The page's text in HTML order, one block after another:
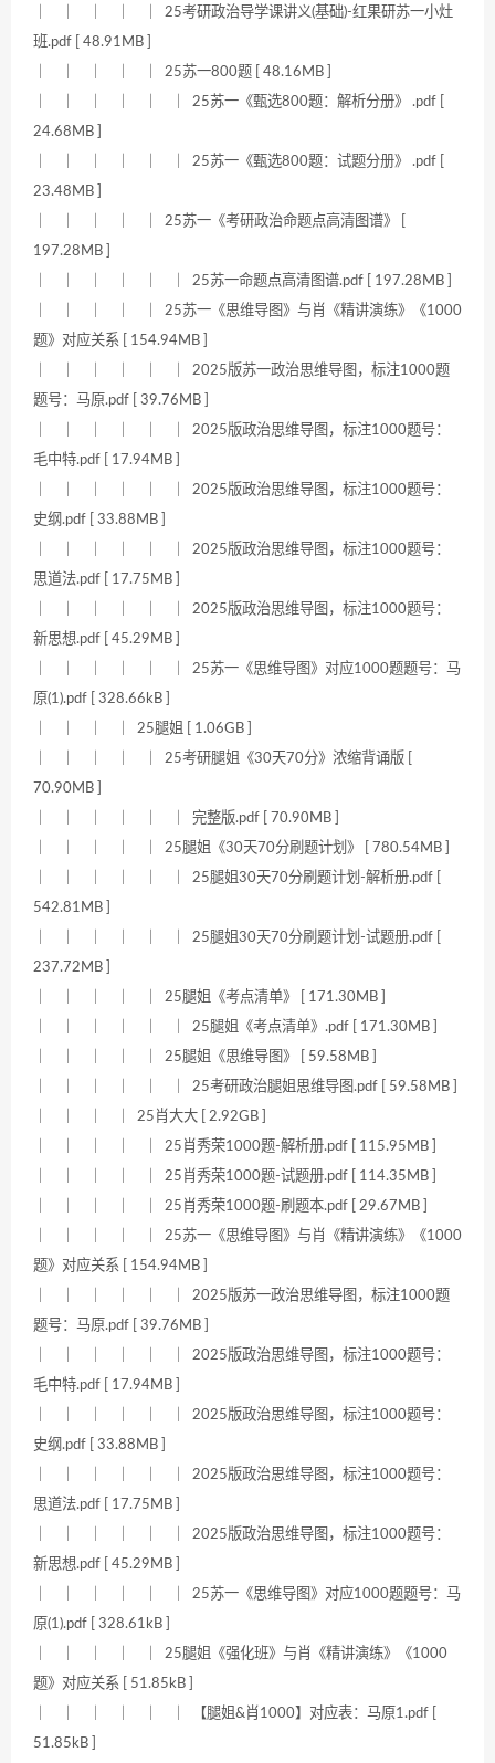
｜ ｜ ｜ ｜ ｜ 25考研政治导学课讲义(基础)-红果研苏一小灶
班.pdf [ 48.91MB ]
｜ ｜ ｜ ｜ ｜ 25苏一800题 [ 48.16MB ]
｜ ｜ ｜ ｜ ｜ ｜ 25苏一《甄选800题：解析分册》 .pdf [
24.68MB ]
｜ ｜ ｜ ｜ ｜ ｜ 25苏一《甄选800题：试题分册》 .pdf [
23.48MB ]
｜ ｜ ｜ ｜ ｜ 25苏一《考研政治命题点高清图谱》 [
197.28MB ]
｜ ｜ ｜ ｜ ｜ ｜ 25苏一命题点高清图谱.pdf [ 197.28MB ]
｜ ｜ ｜ ｜ ｜ 25苏一《思维导图》与肖《精讲演练》《1000
题》对应关系 [ 154.94MB ]
｜ ｜ ｜ ｜ ｜ ｜ 2025版苏一政治思维导图，标注1000题
题号：马原.pdf [ 39.76MB ]
｜ ｜ ｜ ｜ ｜ ｜ 2025版政治思维导图，标注1000题号：
毛中特.pdf [ 17.94MB ]
｜ ｜ ｜ ｜ ｜ ｜ 2025版政治思维导图，标注1000题号：
史纲.pdf [ 33.88MB ]
｜ ｜ ｜ ｜ ｜ ｜ 2025版政治思维导图，标注1000题号：
思道法.pdf [ 17.75MB ]
｜ ｜ ｜ ｜ ｜ ｜ 2025版政治思维导图，标注1000题号：
新思想.pdf [ 45.29MB ]
｜ ｜ ｜ ｜ ｜ ｜ 25苏一《思维导图》对应1000题题号：马
原(1).pdf [ 328.66kB ]
｜ ｜ ｜ ｜ 25腿姐 [ 1.06GB ]
｜ ｜ ｜ ｜ ｜ 25考研腿姐《30天70分》浓缩背诵版 [
70.90MB ]
｜ ｜ ｜ ｜ ｜ ｜ 完整版.pdf [ 70.90MB ]
｜ ｜ ｜ ｜ ｜ 25腿姐《30天70分刷题计划》 [ 780.54MB ]
｜ ｜ ｜ ｜ ｜ ｜ 25腿姐30天70分刷题计划-解析册.pdf [
542.81MB ]
｜ ｜ ｜ ｜ ｜ ｜ 25腿姐30天70分刷题计划-试题册.pdf [
237.72MB ]
｜ ｜ ｜ ｜ ｜ 25腿姐《考点清单》 [ 171.30MB ]
｜ ｜ ｜ ｜ ｜ ｜ 25腿姐《考点清单》.pdf [ 171.30MB ]
｜ ｜ ｜ ｜ ｜ 25腿姐《思维导图》 [ 59.58MB ]
｜ ｜ ｜ ｜ ｜ ｜ 25考研政治腿姐思维导图.pdf [ 59.58MB ]
｜ ｜ ｜ ｜ 25肖大大 [ 2.92GB ]
｜ ｜ ｜ ｜ ｜ 25肖秀荣1000题-解析册.pdf [ 115.95MB ]
｜ ｜ ｜ ｜ ｜ 25肖秀荣1000题-试题册.pdf [ 114.35MB ]
｜ ｜ ｜ ｜ ｜ 25肖秀荣1000题-刷题本.pdf [ 29.67MB ]
｜ ｜ ｜ ｜ ｜ 25苏一《思维导图》与肖《精讲演练》《1000
题》对应关系 [ 154.94MB ]
｜ ｜ ｜ ｜ ｜ ｜ 2025版苏一政治思维导图，标注1000题
题号：马原.pdf [ 39.76MB ]
｜ ｜ ｜ ｜ ｜ ｜ 2025版政治思维导图，标注1000题号：
毛中特.pdf [ 17.94MB ]
｜ ｜ ｜ ｜ ｜ ｜ 2025版政治思维导图，标注1000题号：
史纲.pdf [ 33.88MB ]
｜ ｜ ｜ ｜ ｜ ｜ 2025版政治思维导图，标注1000题号：
思道法.pdf [ 17.75MB ]
｜ ｜ ｜ ｜ ｜ ｜ 2025版政治思维导图，标注1000题号：
新思想.pdf [ 45.29MB ]
｜ ｜ ｜ ｜ ｜ ｜ 25苏一《思维导图》对应1000题题号：马
原(1).pdf [ 328.61kB ]
｜ ｜ ｜ ｜ ｜ 25腿姐《强化班》与肖《精讲演练》《1000
题》对应关系 [ 51.85kB ]
｜ ｜ ｜ ｜ ｜ ｜ 【腿姐&肖1000】对应表：马原1.pdf [
51.85kB ]